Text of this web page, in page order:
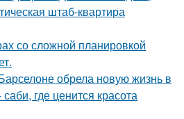
штаб-квартира
со сложной планировкой
обрела новую жизнь в
где ценится красота